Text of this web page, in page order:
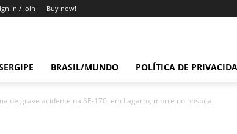
in / Join Buy now!
BRASIL/MUNDO POLÍTICA DE
de grave acidente na SE-170, em Lagarto, morre no hospital